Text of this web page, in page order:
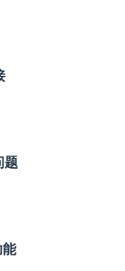
题